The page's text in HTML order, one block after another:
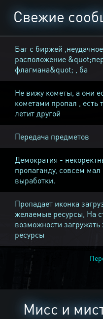
Свежие
Баг с биржей ,неудачное
расположение
флагмана&quot; , ба
Не вижу кометы, а они
кометами пропал , есть
летит другой
Передача предметов
Демократия -
пропаганду, совсем мал
выработки.
Пропадает иконка
желаемые ресурсы, На
возможности
ресурсы
Мисс и